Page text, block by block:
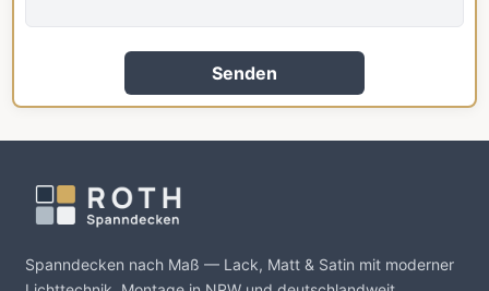
Senden
Spanndecken nach Maß — Lack, Matt & Satin mit moderner